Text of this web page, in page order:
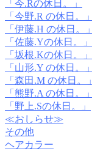
「今.Rの休日。」
「今野.R の休日。」
「伊藤.H の休日。」
「佐藤.Yの休日。」
「坂根.Kの休日。」
「山形.Y の休日。」
「森田.M の休日。」
「熊野.A の休日。」
「野上.Sの休日。」
≪おしらせ≫
その他
ヘアカラー